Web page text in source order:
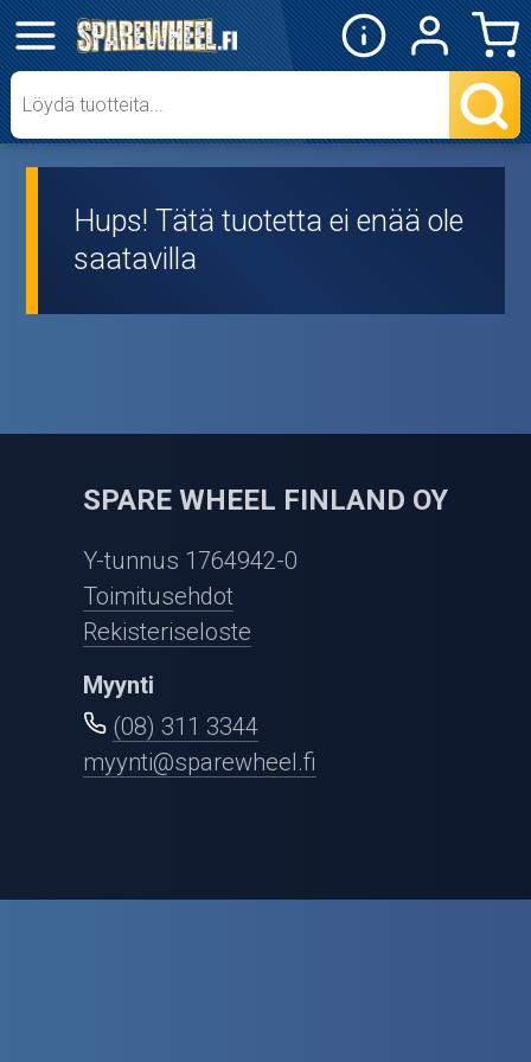
✕
Mopon osat
Skootterin osat
Crossipyörän osat
Ajovarusteet
Nastarenkaat
Renkaat ja vanteet
Öljyt ja kemikaalit
Outlet-tuotteet
Hups! Tätä tuotetta ei enää ole
saatavilla
SPARE WHEEL FINLAND OY
Y-tunnus 1764942-0
Toimitusehdot
Rekisteriseloste
Myynti
(08) 311 3344
myynti@sparewheel.fi